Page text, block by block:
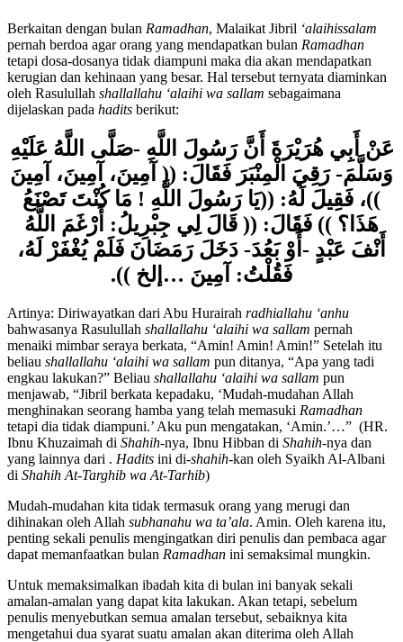
Berkaitan dengan bulanRamadhan, Malaikat Jibril ‘alaihissalam
pernah berdoa agar orang yang mendapatkan bulanRamadhan
tetapi dosa-dosanya tidak diampuni maka dia akan mendapatkan
kerugian dan kehinaan yang besar. Hal tersebut ternyata diaminkan
oleh Rasulullahshallallahu ‘alaihi wa sallam
dijelaskan pada
hadits berikut:
عَنْ أَبِي هُرَيْرَةَ أَنَّ رَسُولَ اللَّهِ -صَلَّى اللَّهُ عَلَيْهِ
وَسَلَّمَ- رَقِيَ الْمِنْبَرَ فَقَالَ: (( آمِينَ، آمِينَ، آمِينَ
))، فَقِيلَ لَهُ: ((يَا رَسُولَ اللَّهِ ! مَا كُنْتَ تَصْنَعُ
هَذَا؟ )) فَقَالَ: (( قَالَ لِي جِبْرِيلُ: أَرْغَمَ اللَّهُ
أَنْفَ عَبْدٍ -أَوْ بَعُدَ- دَخَلَ رَمَضَانَ فَلَمْ يُغْفَرْ لَهُ،
فَقُلْتُ: آمِينَ …إلخ )).
Artinya: Diriwayatkan dari Abu Hurairahradhiallahu ‘anhu
bahwasanya Rasulullahshallallahu ‘alaihi wa sallampernah
menaiki mimbar seraya berkata, “Amin! Amin! Amin!” Setelah itu
beliaushallallahu ‘alaihi wa sallampun ditanya, “Apa yang tadi
engkau lakukan?” Beliau shallallahu ‘alaihi wa sallam pun
menjawab, “Jibril berkata kepadaku, ‘Mudah-mudahan Allah
menghinakan seorang hamba yang telah memasukiRamadhan
tetapi dia tidak diampuni.’ Aku pun mengatakan, ‘Amin.’…” (HR.
Ibnu Khuzaimah diShahih-nya, Ibnu Hibban di Shahih-nya dan
yang lainnya dari .Haditsini di-shahih
Mudah-mudahan kita tidak termasuk orang yang merugi dan
dihinakan oleh Allahsubhanahu wa ta’ala. Amin. Oleh karena itu,
penting sekali penulis mengingatkan diri penulis dan pembaca agar
Untuk memaksimalkan ibadah kita di bulan ini banyak sekali
amalan-amalan yang dapat kita lakukan. Akan tetapi, sebelum
penulis menyebutkan semua amalan tersebut, sebaiknya kita